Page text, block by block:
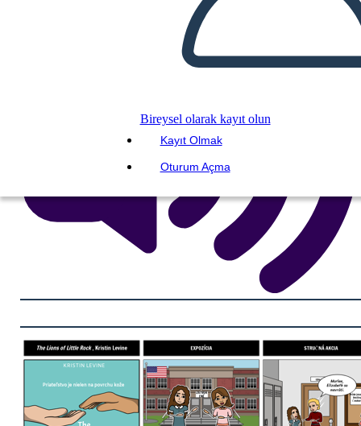
Bireysel olarak kayıt olun
Kayıt Olmak
Oturum Açma